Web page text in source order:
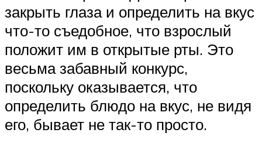
закрыть глаза и определить на вкус
что-то съедобное, что взрослый
положит им в открытые рты. Это
весьма забавный конкурс,
поскольку оказывается, что
определить блюдо на вкус, не видя
его, бывает не так-то просто.